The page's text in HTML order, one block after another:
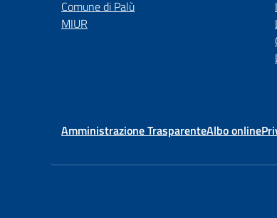
Comune di Palù
MIUR
Amministrazione TrasparenteAlbo online